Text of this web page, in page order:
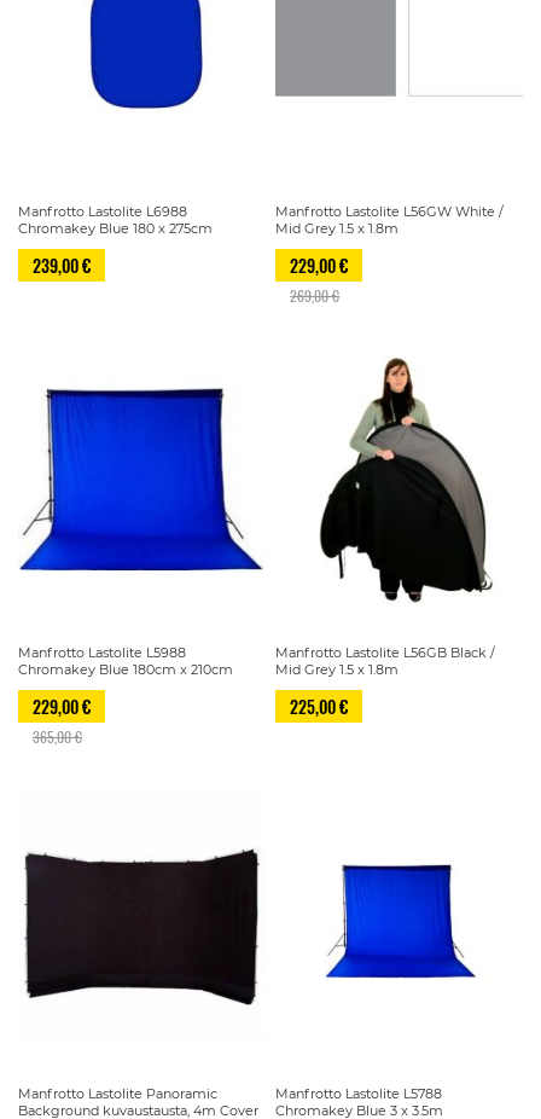
Manfrotto Lastolite L6988
Chromakey Blue 180 x 275cm
239,00 €
Manfrotto Lastolite L56GW White /
Mid Grey 1.5 x 1.8m
229,00 €
269,00 €
Manfrotto Lastolite L5988
Chromakey Blue 180cm x 210cm
229,00 €
365,00 €
Manfrotto Lastolite L56GB Black /
Mid Grey 1.5 x 1.8m
225,00 €
Manfrotto Lastolite Panoramic
Background kuvaustausta, 4m Cover
Manfrotto Lastolite L5788
Chromakey Blue 3 x 3.5m